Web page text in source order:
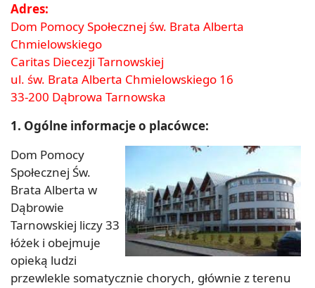
Adres:
Dom Pomocy Społecznej św. Brata Alberta
Chmielowskiego
Caritas Diecezji Tarnowskiej
ul. św. Brata Alberta Chmielowskiego 16
33-200 Dąbrowa Tarnowska
1. Ogólne informacje o placówce:
Dom Pomocy
Społecznej Św.
Brata Alberta w
Dąbrowie
Tarnowskiej liczy 33
łóżek i obejmuje
opieką ludzi
przewlekle somatycznie chorych, głównie z terenu